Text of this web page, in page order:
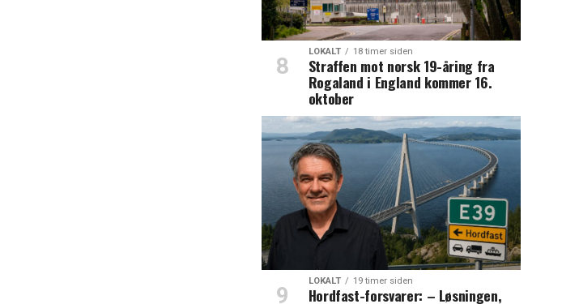
LOKALT 18 timer siden
Straffen mot norsk 19-åring fra
Rogaland i England kommer 16.
oktober
LOKALT 19 timer siden
Hordfast-forsvarer: – Løsningen,